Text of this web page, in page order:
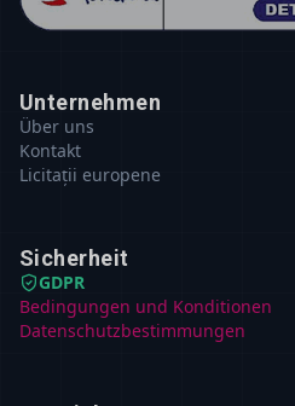
Unternehmen
Über uns
Kontakt
Licitații europene
Sicherheit
GDPR
Bedingungen und Konditionen
Datenschutzbestimmungen